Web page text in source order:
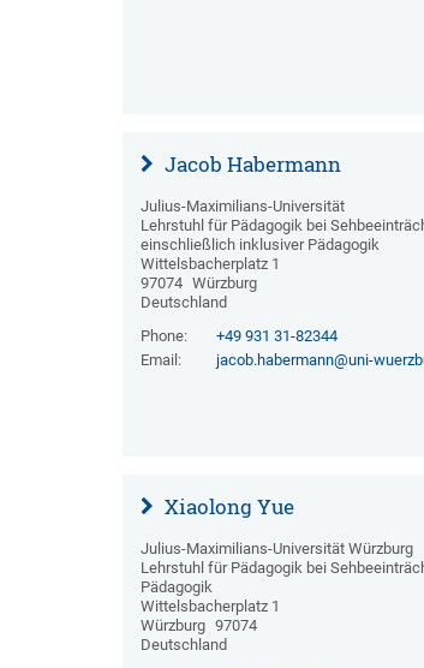
Jacob Habermann
Julius-Maximilians-Universität
Lehrstuhl für Pädagogik bei
einschließlich inklusiver Pädagogik
Wittelsbacherplatz 1
97074 Würzburg
Deutschland
Phone:
+49 931 31-82344
Email:
jacob.habermann@uni-
Xiaolong Yue
Julius-Maximilians-Universität Würzburg
Lehrstuhl für Pädagogik bei
Pädagogik
Wittelsbacherplatz 1
Würzburg 97074
Deutschland